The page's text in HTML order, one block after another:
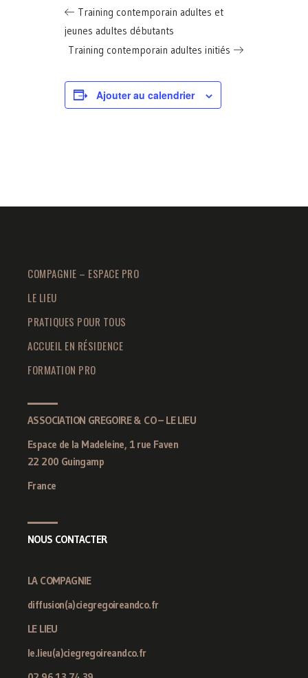
Training contemporain adultes et
jeunes adultes débutants
Training contemporain adultes initiés
Ajouter au calendrier
COMPAGNIE – ESPACE PRO
LE LIEU
PRATIQUES POUR TOUS
ACCUEIL EN RÉSIDENCE
FORMATION PRO
ASSOCIATION GREGOIRE & CO – LE LIEU
Espace de la Madeleine, 1 rue Faven
22 200 Guingamp
France
NOUS CONTACTER
LA COMPAGNIE
diffusion(a)ciegregoireandco.fr
LE LIEU
le.lieu(a)ciegregoireandco.fr